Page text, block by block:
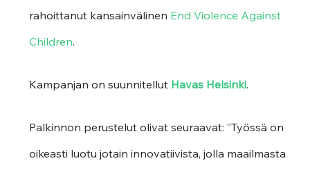
rahoittanut kansainvälinen End Violence Against
Children.
Kampanjan on suunnitellut Havas Helsinki.
Palkinnon perustelut olivat seuraavat: ”Työssä on
oikeasti luotu jotain innovatiivista, jolla maailmasta